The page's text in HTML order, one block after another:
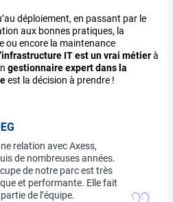
déploiement, en passant par le
aux bonnes pratiques, la
ou encore la maintenance
IT est un vrai métierà
gestionnaire expert dans la
est la décision à prendre !
relation avec Axess,
de nombreuses années.
de notre parc est très
et performante. Elle fait
de l’équipe.